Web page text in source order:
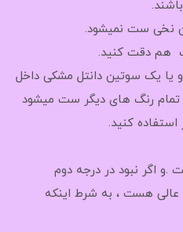
نخی ست نمیشود.
دقت کنید.
یک سوتین دانتل مشکی داخل
تمام رنگ های دیگر ست میشود
کنید.
اگر نبود در درجه دوم
هست ، به شرط اینکه